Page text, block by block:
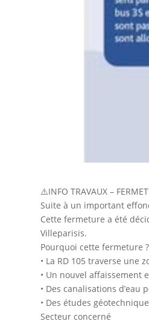
⚠️INFO TRAVAUX –
Suite à un important
Cette fermeture a été
Villeparisis.
Pourquoi cette fermeture ?
• La RD 105 traverse une
• Un nouvel affaissement
• Des canalisations
• Des études
Secteur concerné